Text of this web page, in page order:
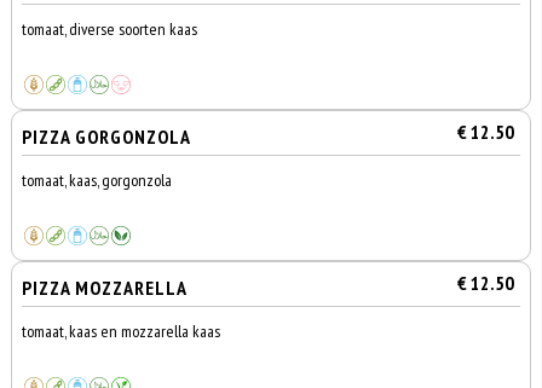
tomaat, diverse soorten kaas
PIZZA GORGONZOLA € 12.50
tomaat, kaas, gorgonzola
PIZZA MOZZARELLA € 12.50
tomaat, kaas en mozzarella kaas